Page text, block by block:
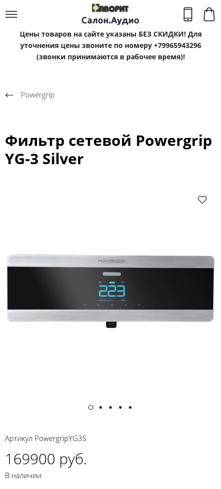
Цены товаров на сайте указаны БЕЗ СКИДКИ! Для
уточнения цены звоните по номеру +79965943296
(звонки принимаются в рабочее время)!
Powergrip
Фильтр сетевой Powergrip
YG-3 Silver
Артикул PowergripYG3S
169900 руб.
В наличии